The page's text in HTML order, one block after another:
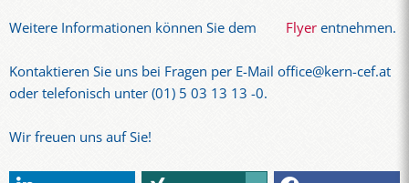
Weitere Informationen können Sie dem Flyerentnehmen.
Kontaktieren Sie uns bei Fragen per E-Mail office@kern-cef.at
oder telefonisch unter (01) 5 03 13 13 -0.
Wir freuen uns auf Sie!